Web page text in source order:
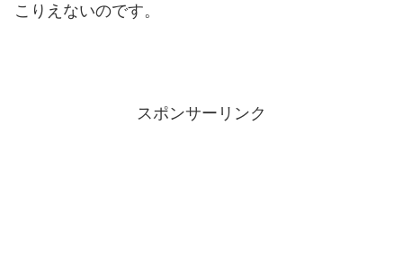
こりえないのです。
スポンサーリンク